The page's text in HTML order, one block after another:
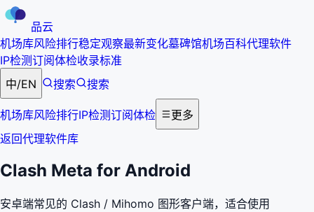
品云
机场库风险排行稳定观察最新变化墓碑馆机场百科代理软件
IP检测订阅体检收录标准
中/EN 搜索 搜索
机场库风险排行IP检测订阅体检
更多
返回代理软件库
Clash Meta for Android
安卓端常见的 Clash / Mihomo 图形客户端，适合使用